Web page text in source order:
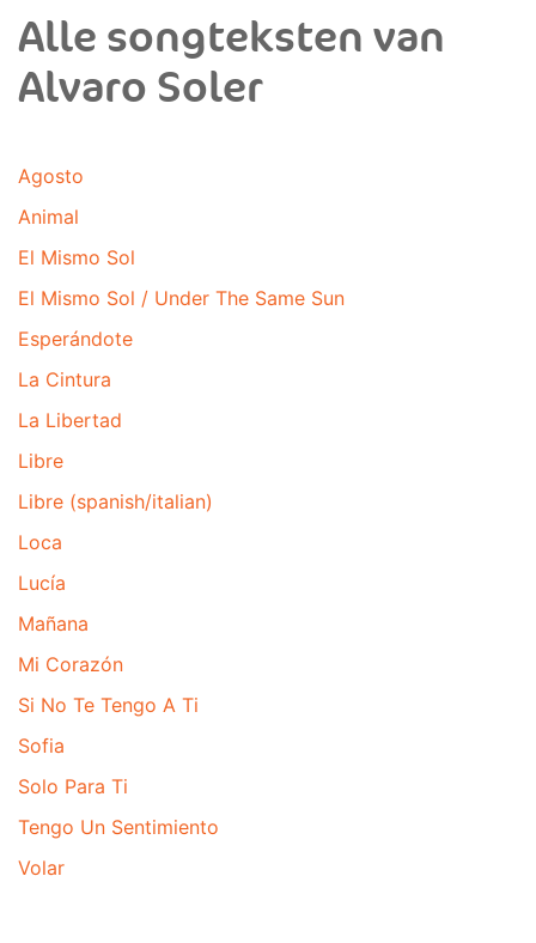
Alle songteksten van
Alvaro Soler
Agosto
Animal
El Mismo Sol
El Mismo Sol / Under The Same Sun
Esperándote
La Cintura
La Libertad
Libre
Libre (spanish/italian)
Loca
Lucía
Mañana
Mi Corazón
Si No Te Tengo A Ti
Sofia
Solo Para Ti
Tengo Un Sentimiento
Volar